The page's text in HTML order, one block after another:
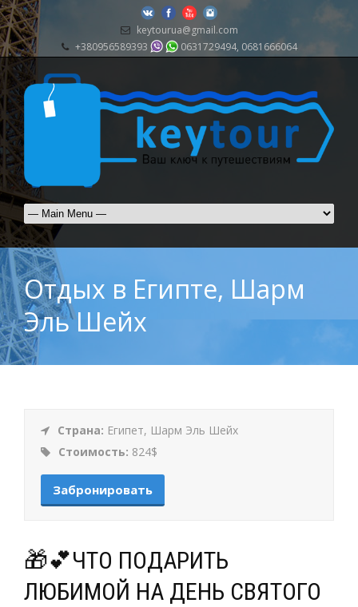
keytourua@gmail.com
+380956589393
0631729494, 0681666064
Отдых в Египте, Шарм
Эль Шейх
Страна: Египет, Шарм Эль Шейх
Стоимость: 824$
Забронировать
🎁💕ЧТО ПОДАРИТЬ
ЛЮБИМОЙ НА ДЕНЬ СВЯТОГО